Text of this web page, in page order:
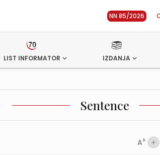
NN 85/2026
LIST INFORMATOR IZDANJA
Sentence
AA